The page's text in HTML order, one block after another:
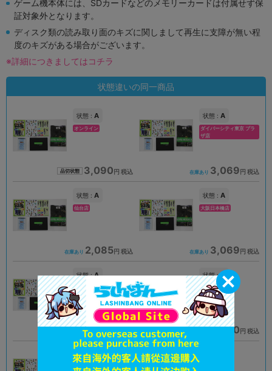
ゲーム機本体には、SDカードなどのメモリーカードは付属せず保
証対象外となります。
ディスク類の読み取り面のキズに関しまして再生に支障が無い程
度のキズがある場合がございます。
※詳細につきましてはコチラ
状態違いの同一商品
状態 : A
オンライン
品切状態 3,090円 税込
状態 : A
ダイバーシティ東京 プラ
ザ店
在庫あり 3,069円 税込
状態 : A
仙台店
在庫あり 2,085円 税込
状態 : A
大阪日本橋店
在庫あり 3,069円 税込
状態 :A
岡山店
在庫あり 1,990円 税込
状態 :A
大阪日本橋店
1,990円 税込
状態 :B
小倉店